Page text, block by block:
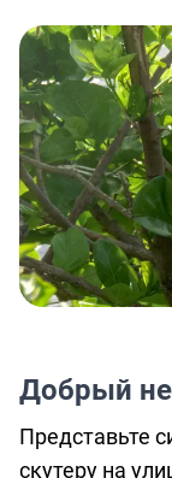
Добрый
Представьте
скутеру на